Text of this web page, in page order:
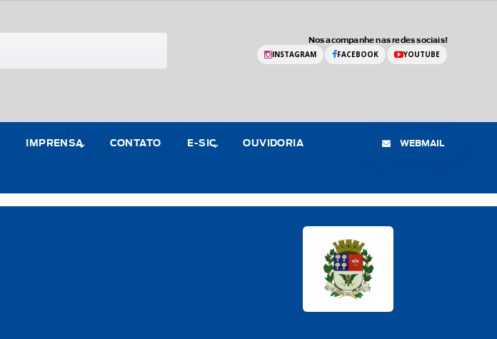
Nos acompanhe nas redes sociais!
INSTAGRAM FACEBOOK YOUTUBE
IMPRENSA CONTATO E-SIC OUVIDORIA WEBMAIL